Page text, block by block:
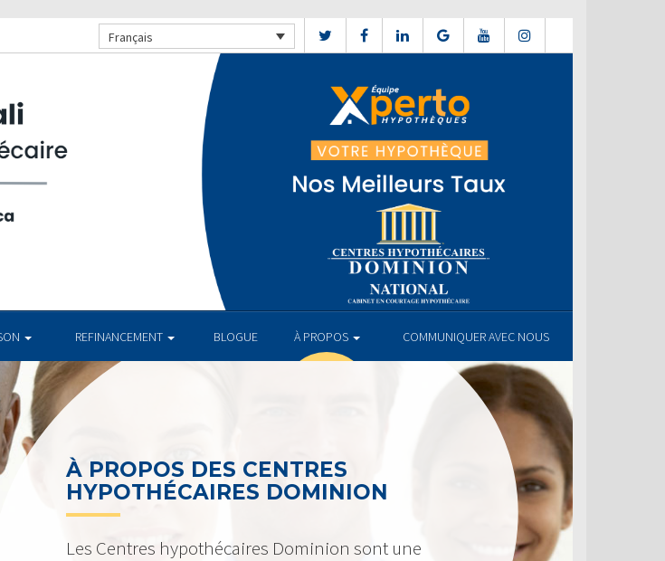
Français
REFINANCEMENT BLOGUE À PROPOS COMMUNIQUER AVEC NOUS
À PROPOS DES CENTRES
HYPOTHÉCAIRES DOMINION
Les Centres hypothécaires Dominion sont une